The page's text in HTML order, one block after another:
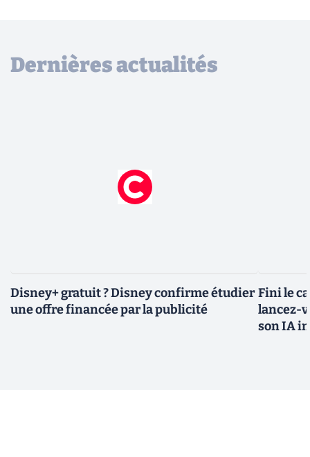
Dernières actualités
Disney+ gratuit ? Disney confirme étudier
une offre financée par la publicité
Fini le
lancez-
son IA